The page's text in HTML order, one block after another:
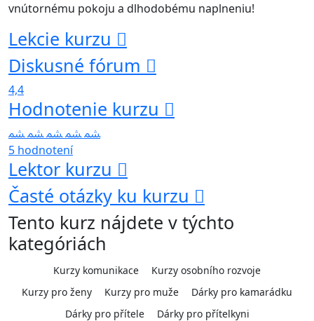
vnútornému pokoju a dlhodobému naplneniu!
Lekcie kurzu
Diskusné fórum
4,4
Hodnotenie kurzu
5 hodnotení
Lektor kurzu
Časté otázky ku kurzu
Tento kurz nájdete v týchto
kategóriách
Kurzy komunikace
Kurzy osobního rozvoje
Kurzy pro ženy
Kurzy pro muže
Dárky pro kamarádku
Dárky pro přítele
Dárky pro přítelkyni